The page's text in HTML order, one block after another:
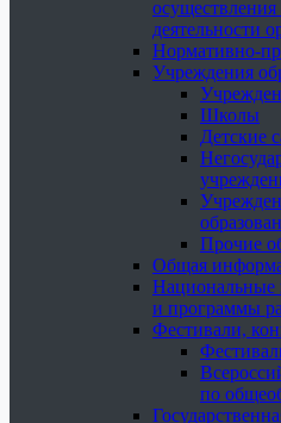
осуществления
деятельности
Нормативно-
Учреждения
Школы
Детские
Прочие
Общая
Национальные
и программы
Фестивали,
по